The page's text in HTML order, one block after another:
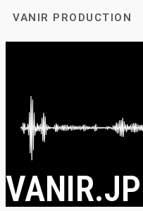
VANIR PRODUCTION
VANIR.JP